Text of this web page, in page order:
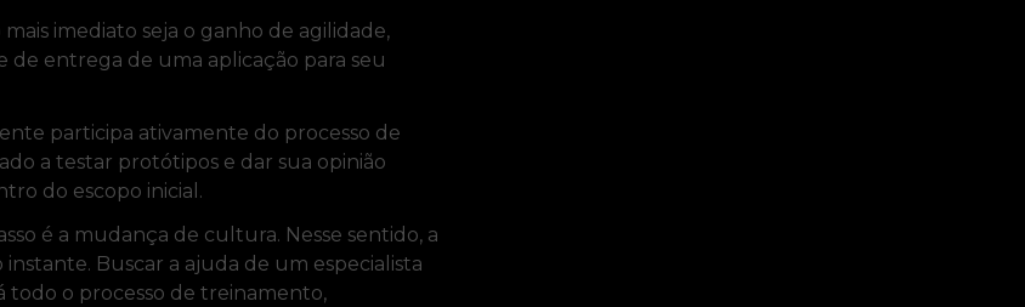
imediato seja o ganho de agilidade,
entrega de uma aplicação para seu
participa ativamente do processo de
a testar protótipos e dar sua opinião
do escopo inicial.
é a mudança de cultura. Nesse sentido, a
Buscar a ajuda de um especialista
todo o processo de treinamento,